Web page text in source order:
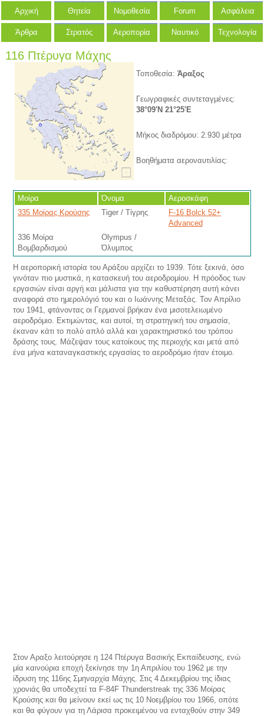
Αρχική Θητεία Νομοθεσία Forum Ασφάλεια
Άρθρα Στρατός Αεροπορία Ναυτικό Τεχνολογία
116 Πτέρυγα Μάχης
Τοποθεσία: Άραξος
Γεωγραφικές συντεταγμένες:
38°09'N 21°25'E
Μήκος διαδρόμου: 2.930 μέτρα
Βοηθήματα αεροναυτιλίας:
Μοίρα Όνομα
Αεροσκάφη
335 Μοίρας Κρούσης
Tiger / Τίγρης
F-16 Bolck 52+
Advanced
336 Μοίρα
Βομβαρδισμού
Olympus /
Όλυμπος
Η αεροπορική ιστορία του Αράξου αρχίζει το 1939. Τότε ξεκινά, όσο
γινόταν πιο μυστικά, η κατασκευή του αεροδρομίου. Η πρόοδος των
εργασιών είναι αργή και μάλιστα για την καθυστέρηση αυτή κάνει
αναφορά στο ημερολόγιό του και ο Ιωάννης Μεταξάς. Τον Απρίλιο
του 1941, φτάνοντας οι Γερμανοί βρήκαν ένα μισοτελειωμένο
αεροδρόμιο. Εκτιμώντας, και αυτοί, τη στρατηγική του σημασία,
έκαναν κάτι το πολύ απλό αλλά και χαρακτηριστικό του τρόπου
δράσης τους. Μάζεψαν τους κατοίκους της περιοχής και μετά από
ένα μήνα καταναγκαστικής εργασίας το αεροδρόμιο ήταν έτοιμο.
Στον Αραξο λειτούρησε η 124 Πτέρυγα Βασικής Εκπαίδευσης, ενώ
μία καινούρια εποχή ξεκίνησε την 1η Απριλίου του 1962 με την
ίδρυση της 116ης Σμηναρχία Μάχης. Στις 4 Δεκεμβρίου της ίδιας
χρονιάς θα υποδεχτεί τα F-84F Thunderstreak της 336 Μοίρας
Κρούσης και θα μείνουν εκεί ως τις 10 Νοεμβρίου του 1966, οπότε
και θα φύγουν για τη Λάρισα προκειμένου να ενταχθούν στην 349